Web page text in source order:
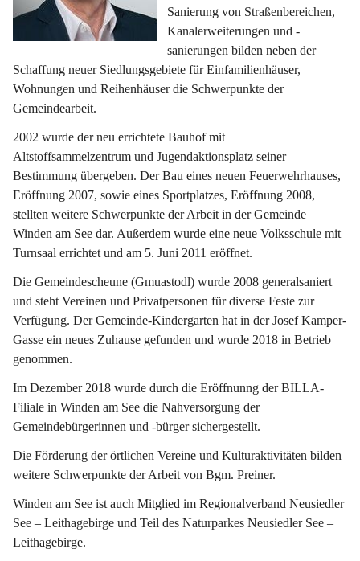
Sanierung von Straßenbereichen,
Kanalerweiterungen und -
sanierungen bilden neben der
Schaffung neuer Siedlungsgebiete für Einfamilienhäuser,
Wohnungen und Reihenhäuser die Schwerpunkte der
Gemeindearbeit.
2002 wurde der neu errichtete Bauhof mit
Altstoffsammelzentrum und Jugendaktionsplatz seiner
Bestimmung übergeben. Der Bau eines neuen Feuerwehrhauses,
Eröffnung 2007, sowie eines Sportplatzes, Eröffnung 2008,
stellten weitere Schwerpunkte der Arbeit in der Gemeinde
Winden am See dar. Außerdem wurde eine neue Volksschule mit
Turnsaal errichtet und am 5. Juni 2011 eröffnet.
Die Gemeindescheune (Gmuastodl) wurde 2008 generalsaniert
und steht Vereinen und Privatpersonen für diverse Feste zur
Verfügung. Der Gemeinde-Kindergarten hat in der Josef Kamper-
Gasse ein neues Zuhause gefunden und wurde 2018 in Betrieb
genommen.
Im Dezember 2018 wurde durch die Eröffnunng der BILLA-
Filiale in Winden am See die Nahversorgung der
Gemeindebürgerinnen und -bürger sichergestellt.
Die Förderung der örtlichen Vereine und Kulturaktivitäten bilden
weitere Schwerpunkte der Arbeit von Bgm. Preiner.
Winden am See ist auch Mitglied im Regionalverband Neusiedler
See – Leithagebirge und Teil des Naturparkes Neusiedler See –
Leithagebirge.